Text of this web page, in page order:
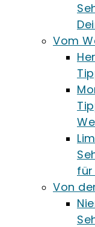
Vom
für
Von